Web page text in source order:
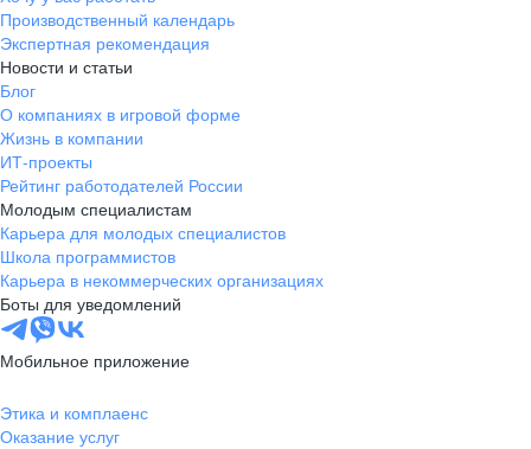
Производственный календарь
Экспертная рекомендация
Новости и статьи
Блог
О компаниях в игровой форме
Жизнь в компании
ИТ-проекты
Рейтинг работодателей России
Молодым специалистам
Карьера для молодых специалистов
Школа программистов
Карьера в некоммерческих организациях
Боты для уведомлений
Мобильное приложение
Этика и комплаенс
Оказание услуг